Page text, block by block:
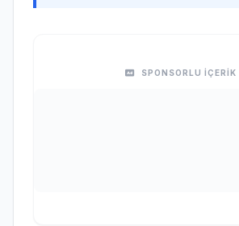
SPONSORLU İÇERİK